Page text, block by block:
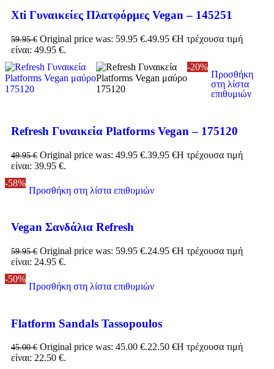
Xti Γυναικείες Πλατφόρμες Vegan – 145251
59.95€ Original price was: 59.95 €.49.95 €Η τρέχουσα τιμή
είναι: 49.95 €.
-20%
Προσθήκη
στη λίστα
επιθυμιών
Refresh Γυναικεία Platforms Vegan – 175120
49.95€ Original price was: 49.95 €.39.95 €Η τρέχουσα τιμή
είναι: 39.95 €.
-58%
Προσθήκη στη λίστα επιθυμιών
Vegan Σανδάλια Refresh
59.95€ Original price was: 59.95 €.24.95 €Η τρέχουσα τιμή
είναι: 24.95 €.
-50%
Προσθήκη στη λίστα επιθυμιών
Flatform Sandals Tassopoulos
45.00€ Original price was: 45.00 €.22.50 €Η τρέχουσα τιμή
είναι: 22.50 €.